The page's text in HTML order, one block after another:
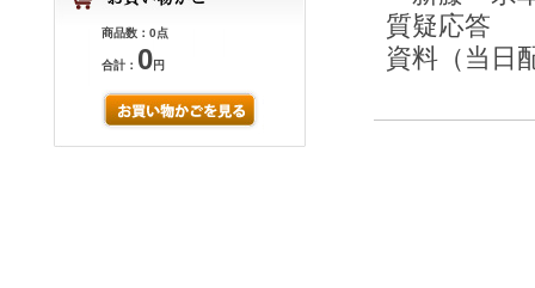
商品数：0点
合計： 0円
質疑応答
資料（当日